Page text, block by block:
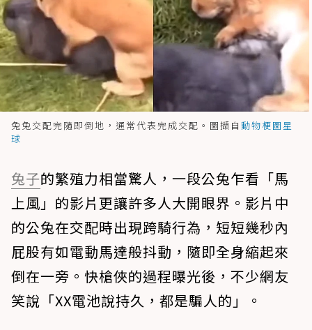
兔兔交配完隨即倒地，通常代表完成交配。圖擷自 動物梗圖星
球
兔子的繁殖力相當驚人，一段公兔乍看「馬
上風」的影片更讓許多人大開眼界。影片中
的公兔在交配時出現跨騎行為，短短幾秒內
屁股有如電動馬達般抖動，隨即全身縮起來
倒在一旁。快槍俠的過程曝光後，不少網友
笑說「XX電池說持久，都是騙人的」。